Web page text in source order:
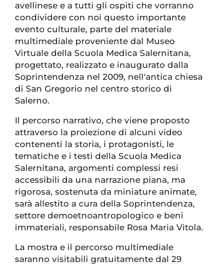
avellinese e a tutti gli ospiti che vorranno
condividere con noi questo importante
evento culturale, parte del materiale
multimediale proveniente dal Museo
Virtuale della Scuola Medica Salernitana,
progettato, realizzato e inaugurato dalla
Soprintendenza nel 2009, nell'antica chiesa
di San Gregorio nel centro storico di
Salerno.
Il percorso narrativo, che viene proposto
attraverso la proiezione di alcuni video
contenenti la storia, i protagonisti, le
tematiche e i testi della Scuola Medica
Salernitana, argomenti complessi resi
accessibili da una narrazione piana, ma
rigorosa, sostenuta da miniature animate,
sarà allestito a cura della Soprintendenza,
settore demoetnoantropologico e beni
immateriali, responsabile Rosa Maria Vitola.
La mostra e il percorso multimediale
saranno visitabili gratuitamente dal 29